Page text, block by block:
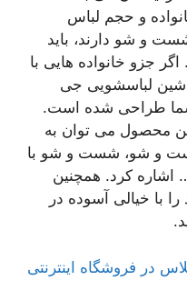
و حجم لباس
و شو دارند، باید
جزو خانواده هایی با
لباسشویی جی
شما طراحی شده است.
محصول می توان به
و شو، شست و شو با
کرد. همچنین
با خیالی آسوده در
در فروشگاه اینترنتی